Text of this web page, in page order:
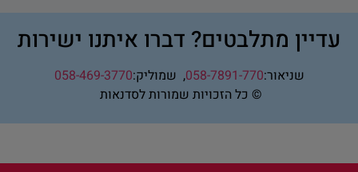
עדיין מתלבטים? דברו איתנו ישירות
שניאור:058-7891-770
, שמוליק:058-469-3770
© כל הזכויות שמורות לסדנאות